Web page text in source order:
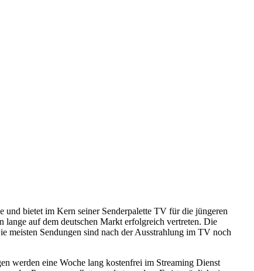
bietet im Kern seiner Senderpalette TV für die jüngeren
auf dem deutschen Markt erfolgreich vertreten. Die
meisten Sendungen sind nach der Ausstrahlung im TV noch
werden eine Woche lang kostenfrei im Streaming Dienst